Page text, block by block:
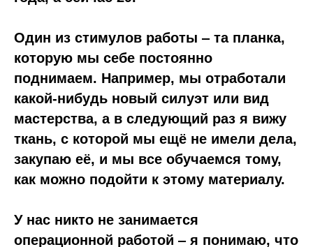
Один из стимулов работы ‒ та планка,
которую мы себе постоянно
поднимаем. Например, мы отработали
какой-нибудь новый силуэт или вид
мастерства, а в следующий раз я вижу
ткань, с которой мы ещё не имели дела,
закупаю её, и мы все обучаемся тому,
как можно подойти к этому материалу.
У нас никто не занимается
операционной работой ‒ я понимаю, что